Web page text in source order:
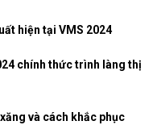
hiện tại VMS 2024
chính thức trình làng thị
và cách khắc phục